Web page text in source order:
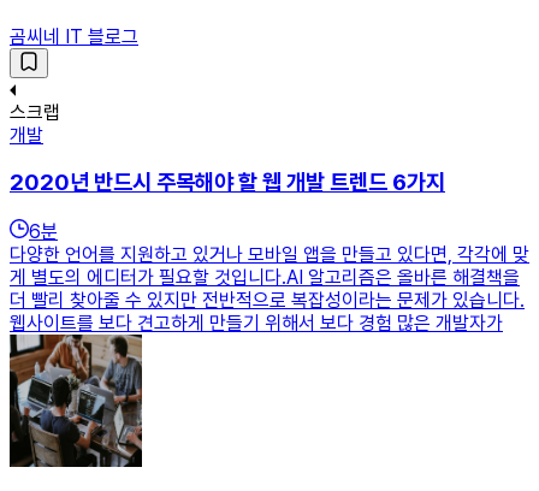
곰씨네 IT 블로그
스크랩
개발
2020년 반드시 주목해야 할 웹 개발 트렌드 6가지
6분
다양한 언어를 지원하고 있거나 모바일 앱을 만들고 있다면, 각각에 맞
게 별도의 에디터가 필요할 것입니다.AI 알고리즘은 올바른 해결책을
더 빨리 찾아줄 수 있지만 전반적으로 복잡성이라는 문제가 있습니다.
웹사이트를 보다 견고하게 만들기 위해서 보다 경험 많은 개발자가